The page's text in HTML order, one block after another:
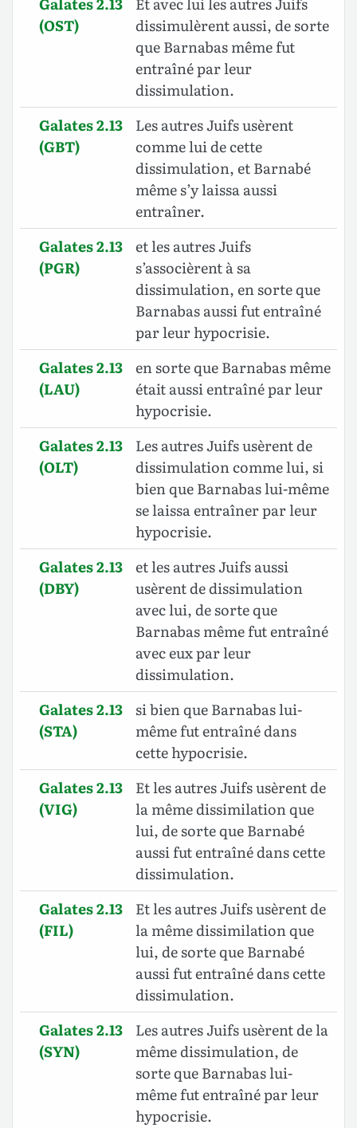
(OST)
dissimulèrent aussi, de sorte
que Barnabas même fut
entraîné par leur
dissimulation.
Galates 2.13
(GBT)
Les autres Juifs usèrent
comme lui de cette
dissimulation, et Barnabé
même s’y laissa aussi
entraîner.
Galates 2.13
(PGR)
et les autres Juifs
s’associèrent à sa
dissimulation, en sorte que
Barnabas aussi fut entraîné
par leur hypocrisie.
Galates 2.13
(LAU)
en sorte que Barnabas même
était aussi entraîné par leur
hypocrisie.
Galates 2.13
(OLT)
Les autres Juifs usèrent de
dissimulation comme lui, si
bien que Barnabas lui-même
se laissa entraîner par leur
hypocrisie.
Galates 2.13
(DBY)
et les autres Juifs aussi
usèrent de dissimulation
avec lui, de sorte que
Barnabas même fut entraîné
avec eux par leur
dissimulation.
Galates 2.13
(STA)
si bien que Barnabas lui-
même fut entraîné dans
cette hypocrisie.
Galates 2.13
(VIG)
Et les autres Juifs usèrent de
la même dissimilation que
lui, de sorte que Barnabé
aussi fut entraîné dans cette
dissimulation.
Galates 2.13
(FIL)
Et les autres Juifs usèrent de
la même dissimilation que
lui, de sorte que Barnabé
aussi fut entraîné dans cette
dissimulation.
Galates 2.13
(SYN)
Les autres Juifs usèrent de la
même dissimulation, de
sorte que Barnabas lui-
même fut entraîné par leur
hypocrisie.